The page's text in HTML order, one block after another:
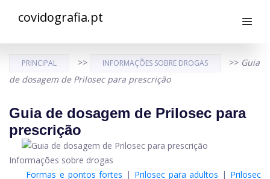
covidografia.pt
PRINCIPAL >> INFORMAÇÕES SOBRE DROGAS >> Guia
de dosagem de Prilosec para prescrição
Guia de dosagem de Prilosec para
prescrição
Informações sobre drogas
Formas e pontos fortes | Prilosec para adultos | Prilosec